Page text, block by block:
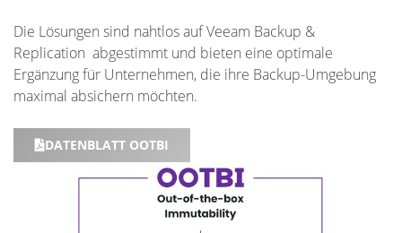
Die Lösungen sind nahtlos auf Veeam Backup &
Replication abgestimmt und bieten eine optimale
Ergänzung für Unternehmen, die ihre Backup-Umgebung
maximal absichern möchten.
DATENBLATT OOTBI